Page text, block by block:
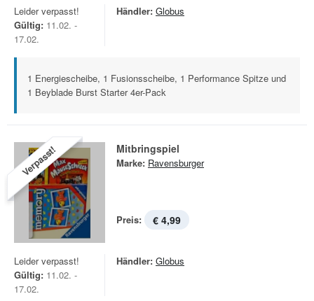
Leider verpasst!
Gültig: 11.02. -
17.02.
Händler: Globus
1 Energiescheibe, 1 Fusionsscheibe, 1 Performance Spitze und
1 Beyblade Burst Starter 4er-Pack
Verpasst! Mitbringspiel
Marke: Ravensburger
Preis: € 4,99
Leider verpasst!
Gültig: 11.02. -
17.02.
Händler: Globus